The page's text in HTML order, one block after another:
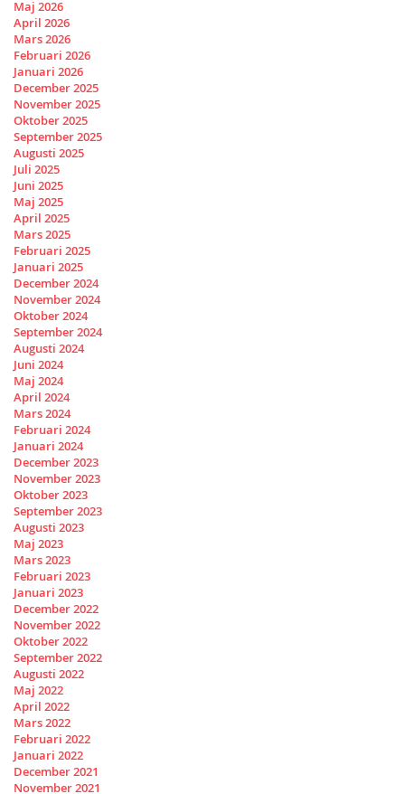
Maj 2026
April 2026
Mars 2026
Februari 2026
Januari 2026
December 2025
November 2025
Oktober 2025
September 2025
Augusti 2025
Juli 2025
Juni 2025
Maj 2025
April 2025
Mars 2025
Februari 2025
Januari 2025
December 2024
November 2024
Oktober 2024
September 2024
Augusti 2024
Juni 2024
Maj 2024
April 2024
Mars 2024
Februari 2024
Januari 2024
December 2023
November 2023
Oktober 2023
September 2023
Augusti 2023
Maj 2023
Mars 2023
Februari 2023
Januari 2023
December 2022
November 2022
Oktober 2022
September 2022
Augusti 2022
Maj 2022
April 2022
Mars 2022
Februari 2022
Januari 2022
December 2021
November 2021